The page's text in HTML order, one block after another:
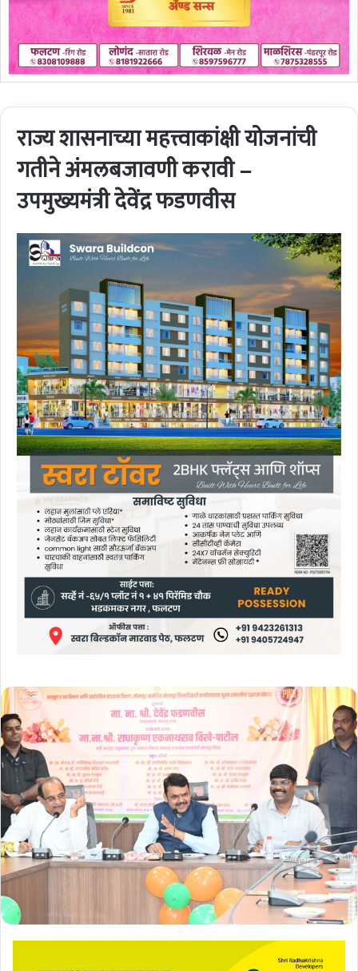
राज्य शासनाच्या महत्त्वाकांक्षी योजनांची
गतीने अंमलबजावणी करावी –
उपमुख्यमंत्री देवेंद्र फडणवीस